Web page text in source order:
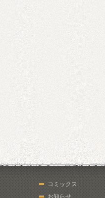
コミックス
お知らせ